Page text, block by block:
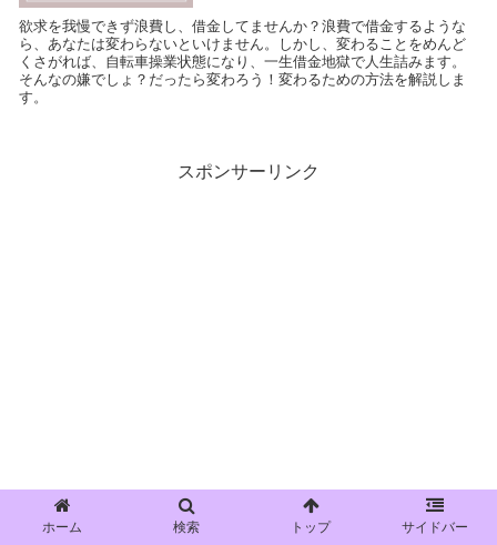
欲求を我慢できず浪費し、借金してませんか？浪費で借金するような
ら、あなたは変わらないといけません。しかし、変わることをめんど
くさがれば、自転車操業状態になり、一生借金地獄で人生詰みます。
そんなの嫌でしょ？だったら変わろう！変わるための方法を解説しま
す。
スポンサーリンク
ホーム 検索 トップ サイドバー